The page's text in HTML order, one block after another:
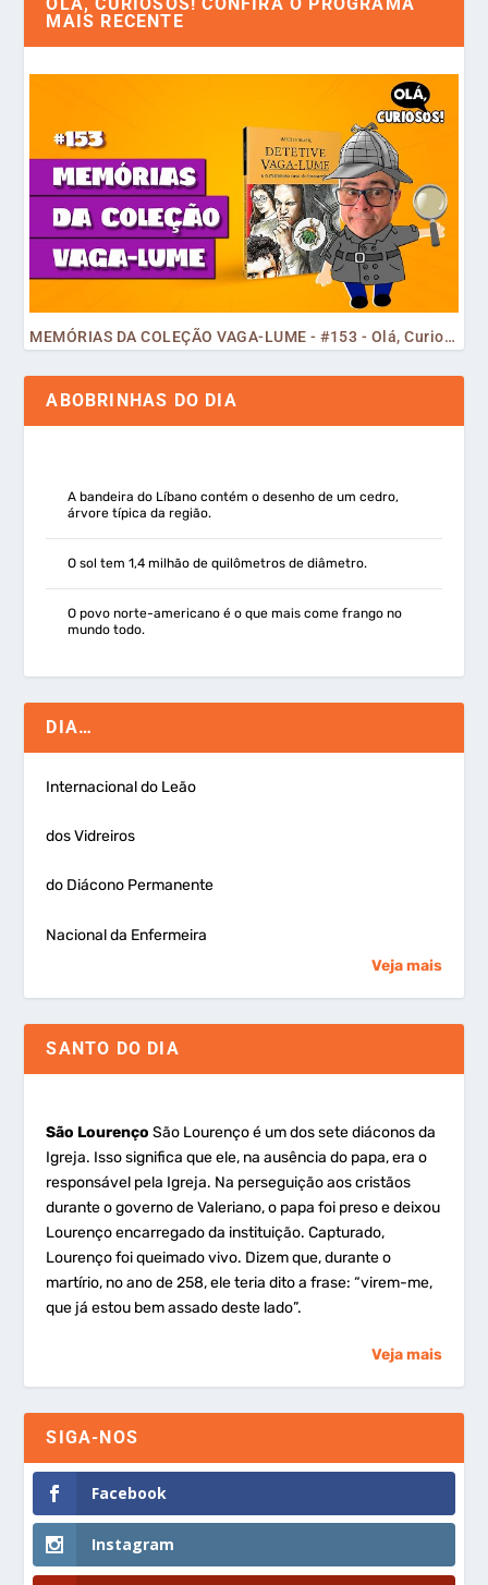
MAIS RECENTE
MEMÓRIAS DA COLEÇÃO VAGA-LUME - #153 - Olá, Curiosos! 2023
ABOBRINHAS DO DIA
A bandeira do Líbano contém o desenho de um cedro,
árvore típica da região.
O sol tem 1,4 milhão de quilômetros de diâmetro.
O povo norte-americano é o que mais come frango no
mundo todo.
DIA…
Internacional do Leão
dos Vidreiros
do Diácono Permanente
Nacional da Enfermeira
Veja mais
SANTO DO DIA
São Lourenço São Lourenço é um dos sete diáconos da
Igreja. Isso significa que ele, na ausência do papa, era o
responsável pela Igreja. Na perseguição aos cristãos
durante o governo de Valeriano, o papa foi preso e deixou
Lourenço encarregado da instituição. Capturado,
Lourenço foi queimado vivo. Dizem que, durante o
martírio, no ano de 258, ele teria dito a frase: “virem-me,
que já estou bem assado deste lado”.
Veja mais
SIGA-NOS
Facebook
Instagram